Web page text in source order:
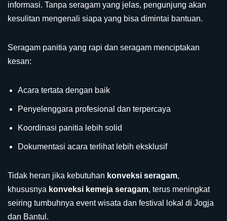
informasi. Tanpa seragam yang jelas, pengunjung akan
kesulitan mengenali siapa yang bisa dimintai bantuan.
Seragam panitia yang rapi dan seragam menciptakan
kesan:
Acara tertata dengan baik
Penyelenggara profesional dan terpercaya
Koordinasi panitia lebih solid
Dokumentasi acara terlihat lebih eksklusif
Tidak heran jika kebutuhan konveksi seragam,
khususnya konveksi kemeja seragam, terus meningkat
seiring tumbuhnya event wisata dan festival lokal di Jogja
dan Bantul.